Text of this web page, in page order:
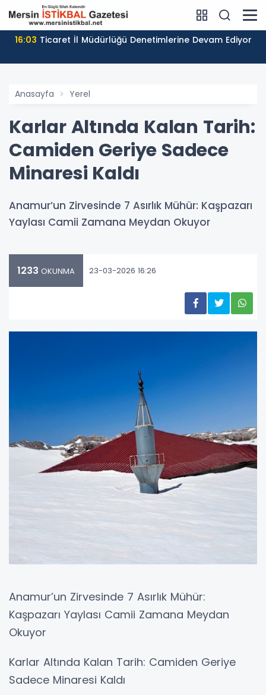
16:03 Ticaret İl Müdürlüğü Denetimlerine Devam Ediyor
Anasayfa Yerel
Karlar Altında Kalan Tarih:
Camiden Geriye Sadece
Minaresi Kaldı
Anamur’un Zirvesinde 7 Asırlık Mühür: Kaşpazarı
Yaylası Camii Zamana Meydan Okuyor
1233 OKUNMA 23-03-2026 16:26
Anamur’un Zirvesinde 7 Asırlık Mühür:
Kaşpazarı Yaylası Camii Zamana Meydan
Okuyor
Karlar Altında Kalan Tarih: Camiden Geriye
Sadece Minaresi Kaldı